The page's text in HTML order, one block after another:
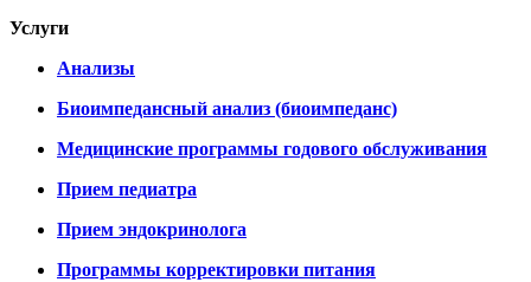
Услуги
Анализы
Биоимпедансный анализ (биоимпеданс)
Медицинские программы годового обслуживания
Прием педиатра
Прием эндокринолога
Программы корректировки питания